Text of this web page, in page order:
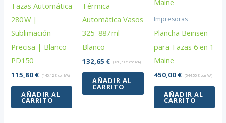
Tazas Automática
280 W |
Sublimación
Precisa | Blanco
PD150
115,80 € (140,12€ con IVA)
AÑADIR AL
CARRITO
Térmica
Automática Vasos
325–887 ml
Blanco
132,65 € (160,51€ con IVA)
AÑADIR AL
CARRITO
Impresoras
Plancha Beinsen
para Tazas 6 en 1
Maine
450,00 € (544,50 €con IVA)
AÑADIR AL
CARRITO